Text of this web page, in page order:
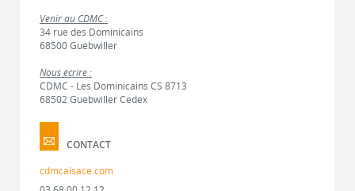
Venir au CDMC :
34 rue des Dominicains
68500 Guebwiller
Nous écrire :
CDMC - Les Dominicains CS 8713
68502 Guebwiller Cedex
CONTACT
cdmcalsace.com